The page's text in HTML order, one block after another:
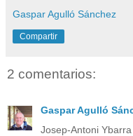
Gaspar Agulló Sánchez
Compartir
2 comentarios:
Gaspar Agulló
Josep-Antoni